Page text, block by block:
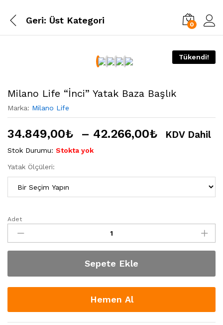
Geri: Üst Kategori 0
Tükendi!
Milano Life “İnci” Yatak Baza Başlık
Marka: Milano Life
34.849,00₺ – 42.266,00₺ KDV Dahil
Stok Durumu: Stokta yok
Yatak Ölçüleri:
Milano
Life
"İnci"
Yatak
Başlık
quantity
Adet
Sepete Ekle
Hemen Al